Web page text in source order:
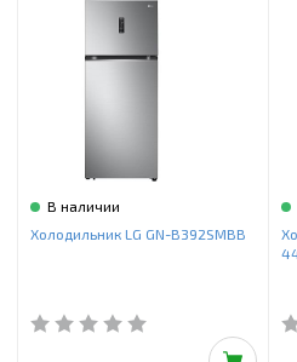
В наличии
Холодильник LG GN-B392SMBB